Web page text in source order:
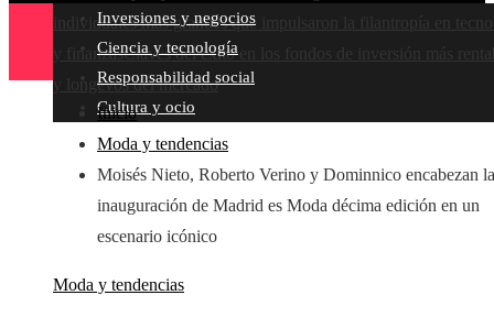
individuales más grandes que impulsaron la filantropía en
y finanzasClaves del éxito en los fondos de inversión más
y longevos del mercado
Inversiones y negocios
Ciencia y tecnología
Responsabilidad social
Cultura y ocio
Inicio
Moda y tendencias
Moisés Nieto, Roberto Verino y Dominnico encabezan la
inauguración de Madrid es Moda décima edición en un
escenario icónico
Moda y tendencias